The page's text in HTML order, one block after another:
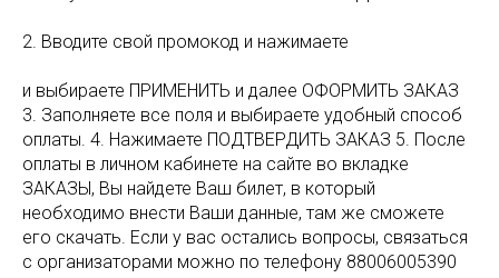
2. Вводите свой промокод и нажимаете
и выбираете ПРИМЕНИТЬ и далее ОФОРМИТЬ ЗАКАЗ
3. Заполняете все поля и выбираете удобный способ
оплаты. 4. Нажимаете ПОДТВЕРДИТЬ ЗАКАЗ 5. После
оплаты в личном кабинете на сайте во вкладке
ЗАКАЗЫ, Вы найдете Ваш билет, в который
необходимо внести Ваши данные, там же сможете
его скачать. Если у вас остались вопросы, связаться
с организаторами можно по телефону 88006005390